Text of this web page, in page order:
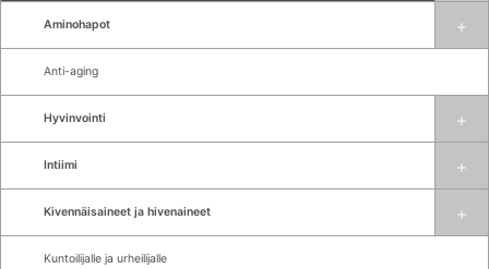
Aminohapot
Anti-aging
Hyvinvointi
Intiimi
Kivennäisaineet ja hivenaineet
Kuntoilijalle ja urheilijalle